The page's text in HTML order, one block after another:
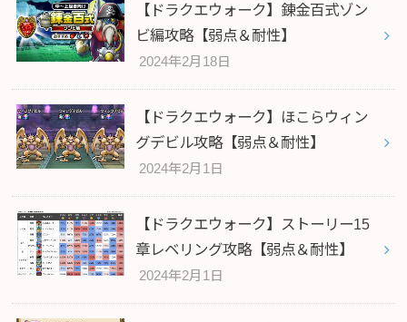
【ドラクエウォーク】錬金百式ゾン
ビ編攻略【弱点＆耐性】
2024年2月18日
【ドラクエウォーク】ほこらウィン
グデビル攻略【弱点＆耐性】
2024年2月1日
【ドラクエウォーク】ストーリー15
章レベリング攻略【弱点＆耐性】
2024年2月1日